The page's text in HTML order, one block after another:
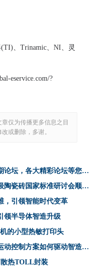
、Trinamic、NI、灵
eservice.com/?
仅为传播更多信息之目
或删除，多谢。
，各大精彩论坛等您赴约！
砖国家标准研讨会顺利召开
，引领智能时代变革
领半导体智造升级
的小型热敏打印头
制方案如何驱动智造转型？
热TOLL封装